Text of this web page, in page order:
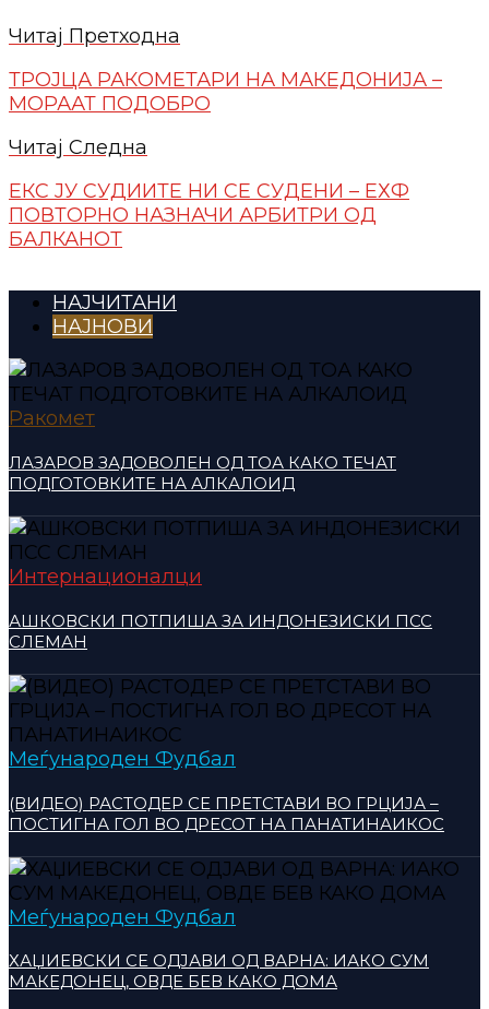
Читај Претходна
ТРОЈЦА РАКОМЕТАРИ НА МАКЕДОНИЈА –
МОРААТ ПОДОБРО
Читај Следна
ЕКС ЈУ СУДИИТЕ НИ СЕ СУДЕНИ – ЕХФ
ПОВТОРНО НАЗНАЧИ АРБИТРИ ОД
БАЛКАНОТ
НАЈЧИТАНИ
НАЈНОВИ
Ракомет
ЛАЗАРОВ ЗАДОВОЛЕН ОД ТОА КАКО ТЕЧАТ
ПОДГОТОВКИТЕ НА АЛКАЛОИД
Интернационалци
АШКОВСКИ ПОТПИША ЗА ИНДОНЕЗИСКИ ПСС
СЛЕМАН
Меѓународен Фудбал
(ВИДЕО) РАСТОДЕР СЕ ПРЕТСТАВИ ВО ГРЦИЈА –
ПОСТИГНА ГОЛ ВО ДРЕСОТ НА ПАНАТИНАИКОС
Меѓународен Фудбал
ХАЏИЕВСКИ СЕ ОДЈАВИ ОД ВАРНА: ИАКО СУМ
МАКЕДОНЕЦ, ОВДЕ БЕВ КАКО ДОМА